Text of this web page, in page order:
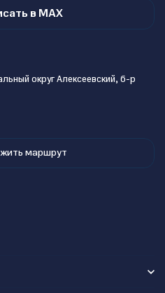
в MAX
округ Алексеевский, б-р
маршрут